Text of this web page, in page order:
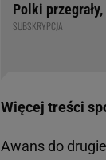
Polki
SUBSKRYPCJA
Więcej treści
Awans do